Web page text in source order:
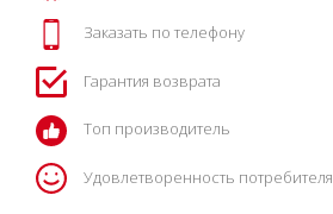
Заказать по телефону
Гарантия возврата
Топ производитель
Удовлетворенность потребителя